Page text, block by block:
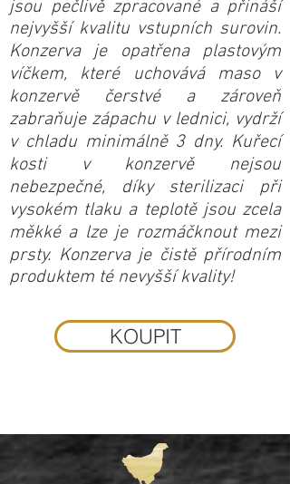
jsou pečlivě zpracované a přináší
nejvyšší kvalitu vstupních surovin.
Konzerva je opatřena plastovým
víčkem, které uchovává maso v
konzervě čerstvé a zároveň
zabraňuje zápachu v lednici, vydrží
v chladu minimálně 3 dny. Kuřecí
kosti v konzervě nejsou
nebezpečné, díky sterilizaci při
vysokém tlaku a teplotě jsou zcela
měkké a lze je rozmáčknout mezi
prsty. Konzerva je čistě přírodním
produktem té nevyšší kvality!
KOUPIT